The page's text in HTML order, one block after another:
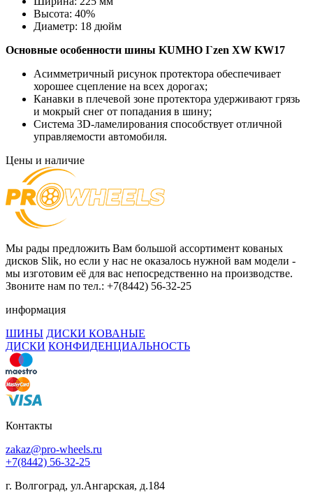
Высота: 40%
Диаметр: 18 дюйм
Основные особенности шины KUMHO I`zen XW KW17
Асимметричный рисунок протектора обеспечивает
хорошее сцепление на всех дорогах;
Канавки в плечевой зоне протектора удерживают грязь
и мокрый снег от попадания в шину;
Система 3D-ламелирования способствует отличной
управляемости автомобиля.
Цены и наличие
Мы рады предложить Вам большой ассортимент кованых
дисков Slik, но если у нас не оказалось нужной вам модели -
мы изготовим её для вас непосредственно на производстве.
Звоните нам по тел.: +7(8442) 56-32-25
информация
ШИНЫ ДИСКИ КОВАНЫЕ
ДИСКИ КОНФИДЕНЦИАЛЬНОСТЬ
Контакты
zakaz@pro-wheels.ru
+7(8442) 56-32-25
г. Волгоград, ул.Ангарская, д.184